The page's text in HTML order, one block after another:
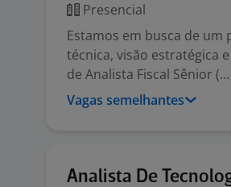
Presencial
Estamos em busca de
técnica, visão estratégica
de Analista Fiscal Sênior (...
Vagas semelhantes
Analista De